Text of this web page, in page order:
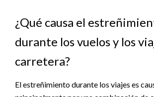
¿Qué causa el
durante los vuelos y los
carretera?
El estreñimiento durante los viajes es